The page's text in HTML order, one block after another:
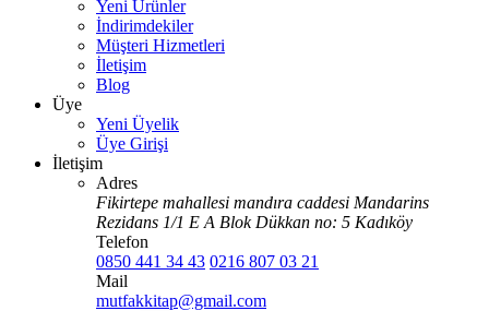
Yeni Ürünler
İndirimdekiler
Müşteri Hizmetleri
İletişim
Blog
Üye
Yeni Üyelik
Üye Girişi
İletişim
Adres
Fikirtepe mahallesi mandıra caddesi Mandarins
Rezidans 1/1 E A Blok Dükkan no: 5 Kadıköy
Telefon
0850 441 34 43 0216 807 03 21
Mail
mutfakkitap@gmail.com